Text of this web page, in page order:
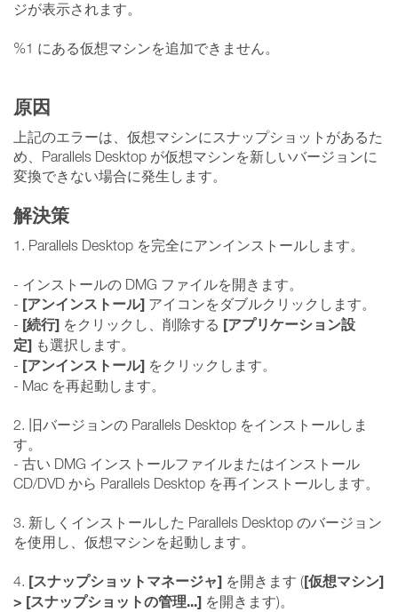
ジが表示されます。
%1 にある仮想マシンを追加できません。
原因
上記のエラーは、仮想マシンにスナップショットがあるた
め、Parallels Desktop が仮想マシンを新しいバージョンに
変換できない場合に発生します。
解決策
1. Parallels Desktop を完全にアンインストールします。
- インストールの DMG ファイルを開きます。
- [アンインストール] アイコンをダブルクリックします。
- [続行] をクリックし、削除する [アプリケーション設
定] も選択します。
- [アンインストール] をクリックします。
- Mac を再起動します。
2. 旧バージョンの Parallels Desktop をインストールしま
す。
- 古い DMG インストールファイルまたはインストール
CD/DVD から Parallels Desktop を再インストールします。
3. 新しくインストールした Parallels Desktop のバージョン
を使用し、仮想マシンを起動します。
4. [スナップショットマネージャ] を開きます ([仮想マシン]
> [スナップショットの管理...] を開きます)。